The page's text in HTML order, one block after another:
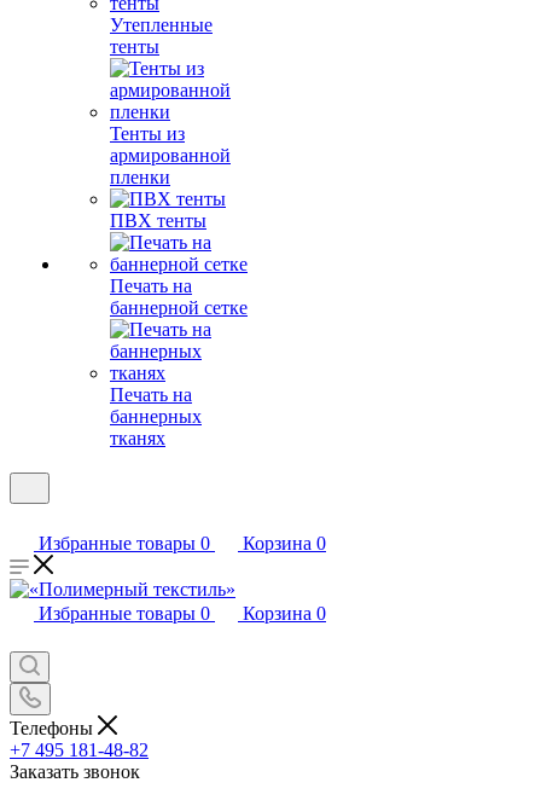
Утепленные
тенты
Тенты из
армированной
пленки
ПВХ тенты
Печать на
баннерной сетке
Печать на
баннерных
тканях
Избранные товары 0 Корзина 0
Избранные товары 0 Корзина 0
Телефоны
+7 495 181-48-82
Заказать звонок